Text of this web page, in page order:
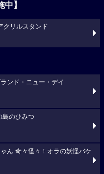
】
クリルスタンド
ンド・ニュー・デイ
のひみつ
ん 奇々怪々！オラの妖怪バケ